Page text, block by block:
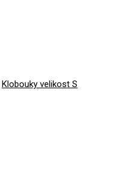
Klobouky velikost S